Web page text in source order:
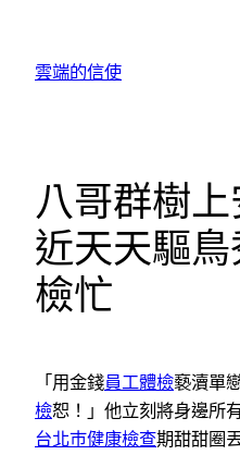
雲端的信使
八哥群樹
近天天驅
檢忙
「用金錢員工體檢褻瀆單
檢恕！」他立刻將身邊所
台北巿健康檢查期甜甜圈